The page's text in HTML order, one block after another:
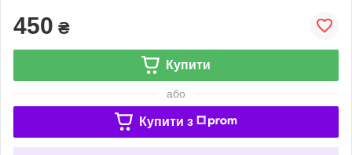
450 ₴
Купити
або
Купити з